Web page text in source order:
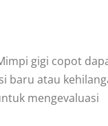
gigi copot
baru atau
mengevaluasi